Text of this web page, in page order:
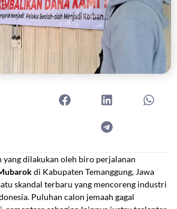
yang dilakukan oleh biro perjalanan
di Kabupaten Temanggung, Jawa
skandal terbaru yang mencoreng industri
Puluhan calon jemaah gagal